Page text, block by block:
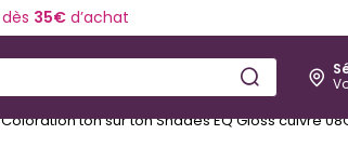
dès 35€d’achat
Esthétique
Coloration ton sur ton Shades EQ Gloss cuivré